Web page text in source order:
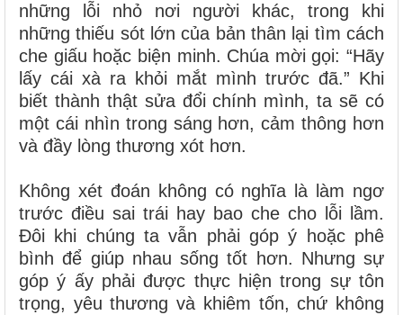
những lỗi nhỏ nơi người khác, trong khi
những thiếu sót lớn của bản thân lại tìm cách
che giấu hoặc biện minh. Chúa mời gọi: “Hãy
lấy cái xà ra khỏi mắt mình trước đã.” Khi
biết thành thật sửa đổi chính mình, ta sẽ có
một cái nhìn trong sáng hơn, cảm thông hơn
và đầy lòng thương xót hơn.
Không xét đoán không có nghĩa là làm ngơ
trước điều sai trái hay bao che cho lỗi lầm.
Đôi khi chúng ta vẫn phải góp ý hoặc phê
bình để giúp nhau sống tốt hơn. Nhưng sự
góp ý ấy phải được thực hiện trong sự tôn
trọng, yêu thương và khiêm tốn, chứ không